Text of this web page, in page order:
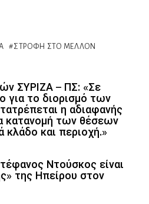
ΣΤΡΟΦΉ ΣΤΟ ΜΈΛΛΟΝ
ΣΥΡΙΖΑ – ΠΣ: «Σε
για το διορισμό των
η αδιαφανής
κατανομή των θέσεων
κλάδο και περιοχή.»
Ντούσκος είναι
της Ηπείρου στον